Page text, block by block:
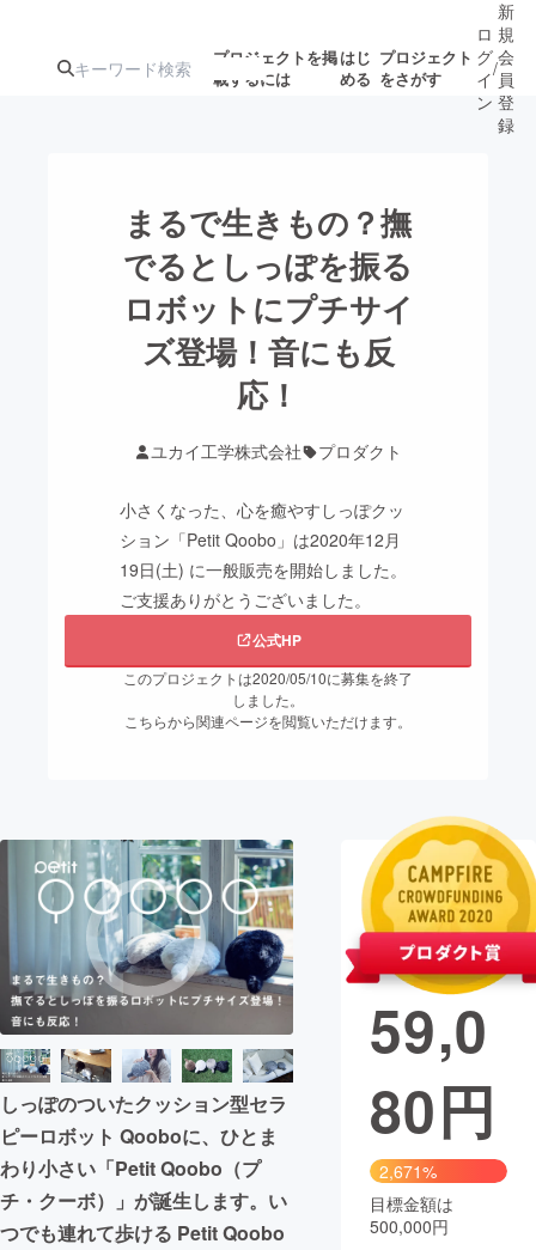
プロジェクトを掲
載するには
はじ
める
プロジェクト
をさがす
注目のリ
ターン
注目の新着プロ
ジェクト
募集終了が近いプ
ロジェクト
アート・写真
テクノロジー・ガジェット
映像・映画
ビジネス・起業
まちづくり・地域活性化
CAMPFIRE for Social Good
CAMPFIREふるさと納税machi-yaコミュニティ
ロ
グ
イ
ン
/
新
規
会
員
登
録
まるで生きもの？撫
でるとしっぽを振る
ロボットにプチサイ
ズ登場！音にも反
応！
ユカイ工学株式会社 プロダクト
小さくなった、心を癒やすしっぽクッ
ション「Petit Qoobo」は2020年12月
19日(土) に一般販売を開始しました。
ご支援ありがとうございました。
公式HP
このプロジェクトは2020/05/10に募集を終了
しました。
こちらから関連ページを閲覧いただけます。
しっぽのついたクッション型セラ
ピーロボット Qooboに、ひとま
わり小さい「Petit Qoobo（プ
チ・クーボ）」が誕生します。い
つでも連れて歩ける Petit Qoobo
現在の支援総
額
13,3
59,0
80円
2,671%
目標金額は
500,000円